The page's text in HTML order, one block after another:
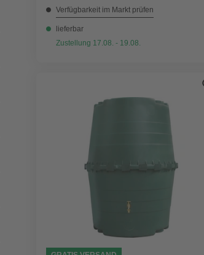
Verfügbarkeit im Markt prüfen
lieferbar
Zustellung 17.08. - 19.08.